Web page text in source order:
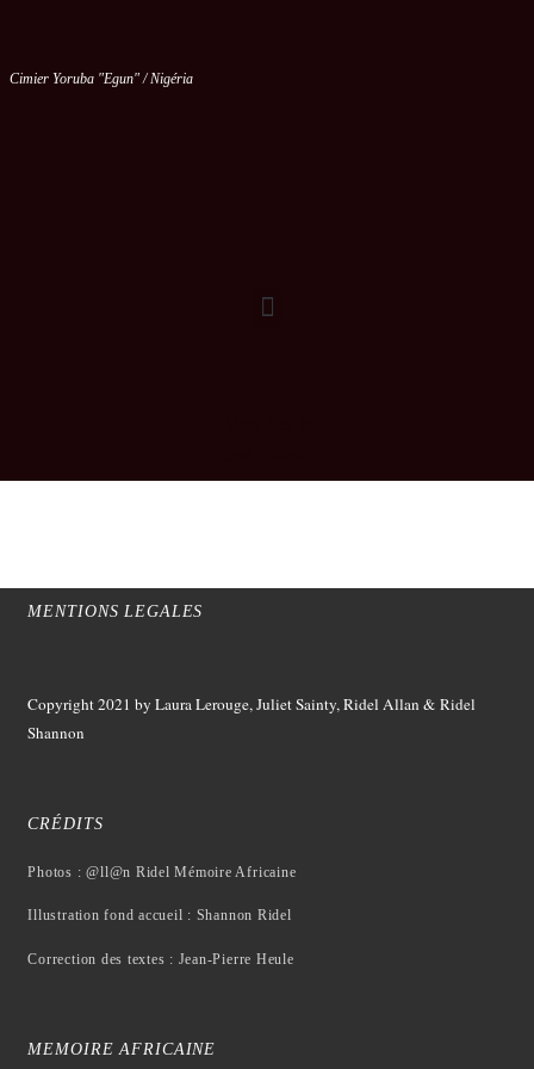
Cimier Yoruba "Egun" / Nigéria
MENTIONS LEGALES
Copyright 2021 by Laura Lerouge, Juliet Sainty, Ridel Allan &Ridel
Shannon
CRÉDITS
Photos : @ll@n Ridel Mémoire Africaine
Illustration fond accueil : Shannon Ridel
Correction des textes : Jean-Pierre Heule
MEMOIRE AFRICAINE